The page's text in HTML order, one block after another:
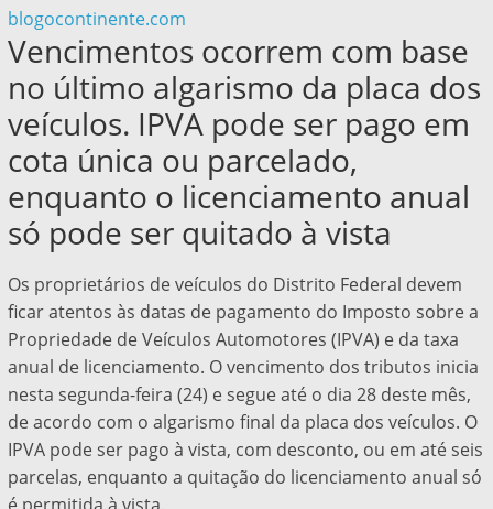
blogocontinente.com
Vencimentos ocorrem com base
no último algarismo da placa dos
veículos. IPVA pode ser pago em
cota única ou parcelado,
enquanto o licenciamento anual
só pode ser quitado à vista
Os proprietários de veículos do Distrito Federal devem
ficar atentos às datas de pagamento do Imposto sobre a
Propriedade de Veículos Automotores (IPVA) e da taxa
anual de licenciamento. O vencimento dos tributos inicia
nesta segunda-feira (24) e segue até o dia 28 deste mês,
de acordo com o algarismo final da placa dos veículos. O
IPVA pode ser pago à vista, com desconto, ou em até seis
parcelas, enquanto a quitação do licenciamento anual só